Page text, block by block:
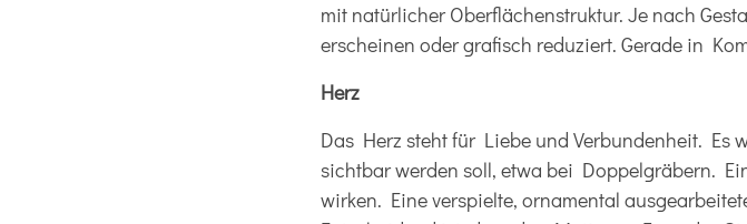
mit natürlicher Oberflächenstruktur. Je nach
erscheinen oder grafisch reduziert. Gerade in
Herz
Das Herz steht für Liebe und Verbundenheit. Es
sichtbar werden soll, etwa bei Doppelgräbern.
wirken. Eine verspielte, ornamental